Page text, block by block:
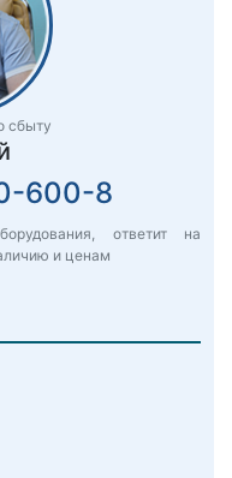
сбыту
600-8
ответит на
и ценам